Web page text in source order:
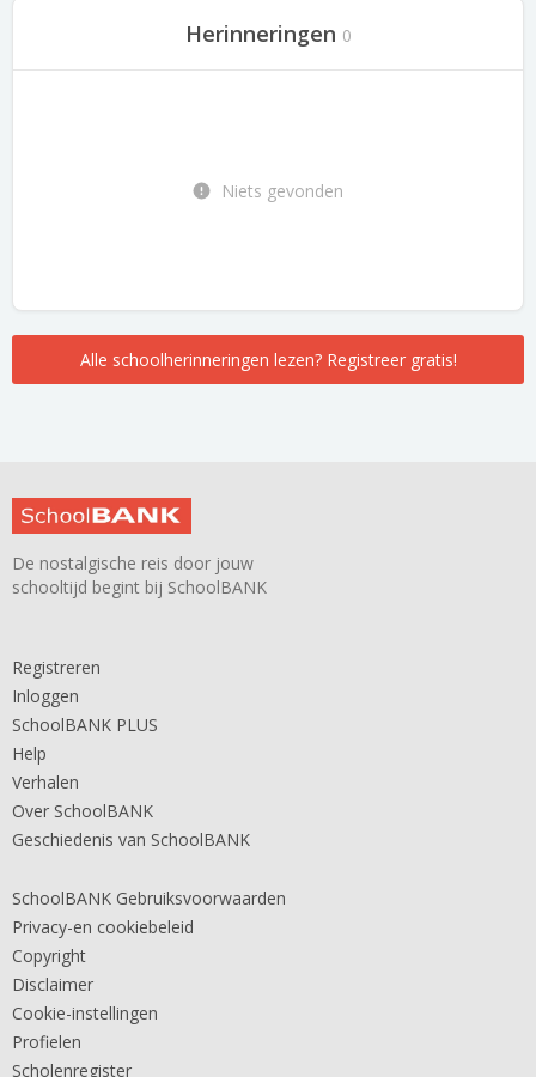
Herinneringen 0
Niets gevonden
Alle schoolherinneringen lezen? Registreer gratis!
De nostalgische reis door jouw
schooltijd begint bij SchoolBANK
Registreren
Inloggen
SchoolBANK PLUS
Help
Verhalen
Over SchoolBANK
Geschiedenis van SchoolBANK
SchoolBANK Gebruiksvoorwaarden
Privacy-en cookiebeleid
Copyright
Disclaimer
Cookie-instellingen
Profielen
Scholenregister